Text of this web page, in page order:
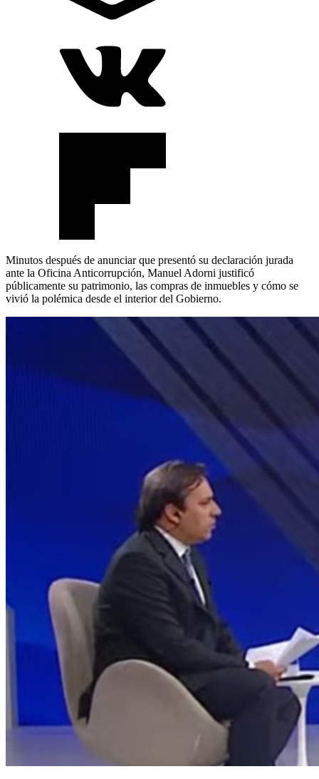
Minutos después de anunciar que presentó su declaración jurada
ante la Oficina Anticorrupción, Manuel Adorni justificó
públicamente su patrimonio, las compras de inmuebles y cómo se
vivió la polémica desde el interior del Gobierno.